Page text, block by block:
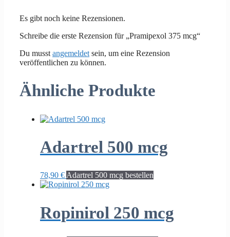
Es gibt noch keine Rezensionen.
Schreibe die erste Rezension für „Pramipexol 375 mcg“
Du musst angemeldet sein, um eine Rezension
veröffentlichen zu können.
Ähnliche Produkte
Adartrel 500 mcg
78,90 € Adartrel 500 mcg bestellen
Ropinirol 250 mcg